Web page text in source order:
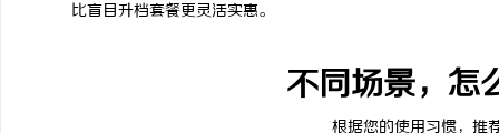
比盲目升档套餐更灵活实惠。
不同场景，怎
根据您的使用习惯，推